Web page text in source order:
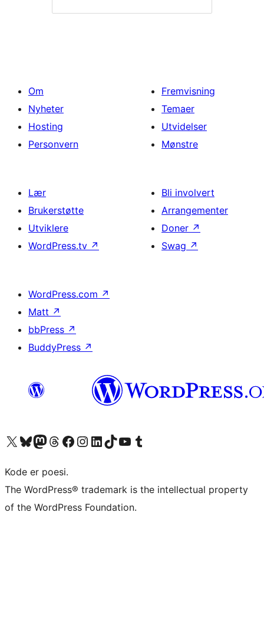
Om
Nyheter
Hosting
Personvern
Fremvisning
Temaer
Utvidelser
Mønstre
Lær
Brukerstøtte
Utviklere
WordPress.tv ↗
Bli involvert
Arrangementer
Doner ↗
Swag ↗
WordPress.com ↗
Matt ↗
bbPress ↗
BuddyPress ↗
Besøk vår konto på X Visit our Bluesky account
Besøk vår Mastodon-konto
Visit our Threads account
Besøk vår Facebook-sideBesøk vår Instagram-konto
Besøk vår LinkedIn-konto
Visit our TikTok account
Visit our YouTube channel
Visit our Tumblr account
Kode er poesi.
The WordPress® trademark is the intellectual property
of the WordPress Foundation.